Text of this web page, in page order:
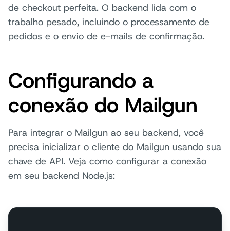
de checkout perfeita. O backend lida com o
trabalho pesado, incluindo o processamento de
pedidos e o envio de e-mails de confirmação.
Configurando a
conexão do Mailgun
Para integrar o Mailgun ao seu backend, você
precisa inicializar o cliente do Mailgun usando sua
chave de API. Veja como configurar a conexão
em seu backend Node.js: